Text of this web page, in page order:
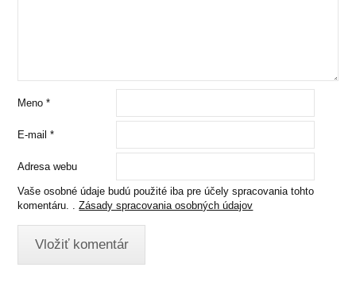
Meno*
E-mail*
Adresa webu
Vaše osobné údaje budú použité iba pre účely spracovania tohto
komentáru. .
Zásady spracovania osobných údajov